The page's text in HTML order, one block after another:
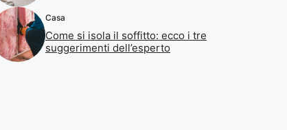
Casa
Come si isola il soffitto: ecco i tre
suggerimenti dell’esperto